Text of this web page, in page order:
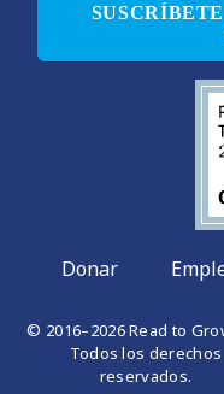
Donar
© 2016–2026 Read to
Todos los derechos
reservados.